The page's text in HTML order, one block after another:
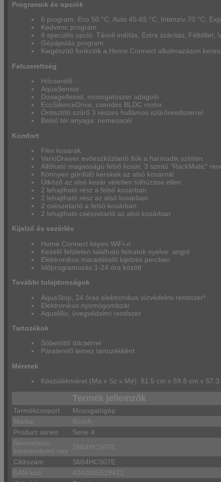
Programok és opciók
6 program: Eco 50 °C, Auto 45-65 °C, Intenzív 70 °C,
Kedvenc program
4 speciális opció: Távoli indítás, Extra szárítás, Féltöltet,
Gépápolás program
Kiegészítő funkciók a Home Connect alkalmazáson
Felszereltség
Hőcserélő
AquaSensor
DosageAssist, mosogatószer adagoló
EcoSilenceDrive, csendes BLDC motor
Öntisztító szűrő 3 részes hullámos szűrőrendszerrel
Belső tér anyaga: nemesacél
Komfort
Flex kosarak
VarioDrawer evőeszköztartó fiók a harmadik szinten
Állítható magasságú felső kosár, 3 szintű "RackMatic"
Könnyen gördülő kerekek az alsó kosárnál
Ütköző az alsó kosár véletlen túlhúzása ellen
2 lehajtható rész a felső kosárban
2 lehajtható rész az alsó kosárban
2 csészetartó a felső kosárban
2 lehajtható csészetartó az alsó kosárban
Kijelző és vezérlés
Home Connect képes WiFi-n.
Kezelő felületen található feliratok nyelve: angol
Elektronikus maradékidő kijelzés percben
Időprogramozás 1-24 óra között
További tulajdonságok
AquaStop, 24 órás elektronikus vízvédelmi rendszer*
Elektronikus nyomógombzár
AquaMix, üvegvédelmi rendszer
Tartozékok
Sóbetöltő tölcsérrel
Páraterelő lemez tartozékként
Méretek
Készülékméret (Ma x Sz x Mé): 81.5 cm x 59.8 cm x
Termék jellemzők
Termékcsoport
Mosogatógép
Márka
Bosch
Product series
Serie 4
Nemzetközi
kereskedelmi név
SMI4HCS07E
Cikkszám
SMI4HCS07E
EAN-kód
4242005529421